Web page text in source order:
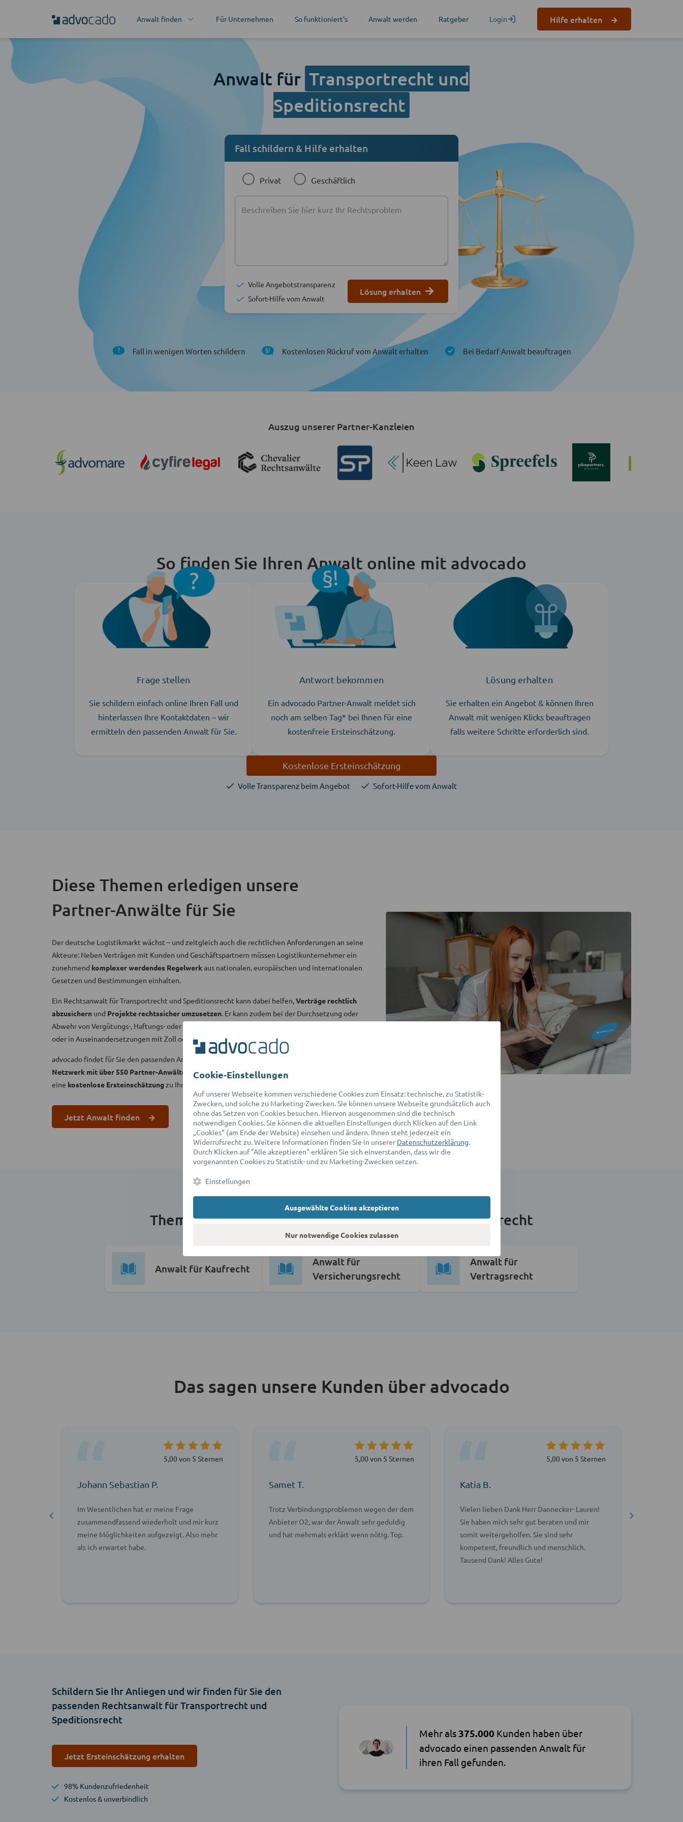
Anwalt finden Für Unternehmen So funktioniert's Anwalt werden Ratgeber Login Hilfe erhalten
Anwalt für Transportrecht und
Speditionsrecht
Fall schildern & Hilfe erhalten
Privat Geschäftlich
Volle Angebotstransparenz
Sofort-Hilfe vom Anwalt
Lösung erhalten
Fall in wenigen Worten schildern Kostenlosen Rückruf vom Anwalt erhalten Bei Bedarf Anwalt beauftragen
Auszug unserer Partner-Kanzleien
So finden Sie Ihren Anwalt online mit advocado
Frage stellen
Sie schildern einfach online Ihren Fall und
hinterlassen Ihre Kontaktdaten – wir
ermitteln den passenden Anwalt für Sie.
Antwort bekommen
Ein advocado Partner-Anwalt meldet sich
noch am selben Tag* bei Ihnen für eine
kostenfreie Ersteinschätzung.
Lösung erhalten
Sie erhalten ein Angebot & können Ihren
Anwalt mit wenigen Klicks beauftragen
falls weitere Schritte erforderlich sind.
Kostenlose Ersteinschätzung
Volle Transparenz beim Angebot Sofort-Hilfe vom Anwalt
Diese Themen erledigen unsere
Partner-Anwälte für Sie
Der deutsche Logistikmarkt wächst – und zeitgleich auch die rechtlichen Anforderungen an seine
Akteure: Neben Verträgen mit Kunden und Geschäftspartnern müssen Logistikunternehmer ein
zunehmend komplexer werdendes Regelwerkaus nationalen, europäischen und internationalen
Gesetzen und Bestimmungen einhalten.
Ein Rechtsanwalt für Transportrecht und Speditionsrecht kann dabei helfen,Verträge rechtlich
abzusichern und Projekte rechtssicher umzusetzen. Er kann zudem bei der Durchsetzung oder
Abwehr von Vergütungs-, Haftungs- oder Regressansprüchen, in Bußgeld- oder Strafverfahren
oder in Auseinandersetzungen mit Zoll oder Versicherungen unterstützen.
advocado findet für Sie den passenden Anwalt für Transportrecht und Speditionsrecht aus einem
Netzwerk mit über 550 Partner-Anwälten
. Dieser kontaktiert Sie innerhalb von 2 Stunden
eine kostenlose Ersteinschätzungzu Ihren Erfolgsaussichten und Handlungsoptionen.
Jetzt Anwalt finden
Themen im Umfeld vom Transportrecht & Speditionsrecht
Anwalt für Kaufrecht
Anwalt für
Versicherungsrecht
Anwalt für
Vertragsrecht
Das sagen unsere Kunden über advocado
5,00 von 5 Sternen
Johann Sebastian P.
Im Wesentlichen hat er meine Frage
zusammendfassend wiederholt und mir kurz
meine Möglichkeiten aufgezeigt. Also mehr
als ich erwartet habe.
5,00 von 5 Sternen
Samet T.
Trotz Verbindungsproblemen wegen der dem
Anbieter O2, war der Anwalt sehr geduldig
und hat mehrmals erklärt wenn nötig. Top.
5,00 von 5 Sternen
Katia B.
Vielen lieben Dank Herr Dannecker- Lauren!
Sie haben mich sehr gut beraten und mir
somit weitergeholfen. Sie sind sehr
kompetent, freundlich und menschlich.
Tausend Dank! Alles Gute!
Schildern Sie Ihr Anliegen und wir finden für Sie den
passenden Rechtsanwalt für Transportrecht und
Speditionsrecht
Jetzt Ersteinschätzung erhalten
98% Kundenzufriedenheit
Kostenlos & unverbindlich
Mehr als375.000 Kunden haben über
advocado einen passenden Anwalt für
ihren Fall gefunden.
Cookie-Einstellungen
Auf unserer Webseite kommen verschiedene Cookies zum Einsatz: technische, zu Statistik-
Zwecken, und solche zu Marketing-Zwecken. Sie können unsere Webseite grundsätzlich auch
ohne das Setzen von Cookies besuchen. Hiervon ausgenommen sind die technisch
notwendigen Cookies. Sie können die aktuellen Einstellungen durch Klicken auf den Link
„Cookies“ (am Ende der Website) einsehen und ändern. Ihnen steht jederzeit ein
Widerrufsrecht zu. Weitere Informationen finden Sie in unserer Datenschutzerklärung.
Durch Klicken auf "Alle akzeptieren" erklären Sie sich einverstanden, dass wir die
vorgenannten Cookies zu Statistik- und zu Marketing-Zwecken setzen.
Einstellungen
Ausgewählte Cookies akzeptieren
Nur notwendige Cookies zulassen